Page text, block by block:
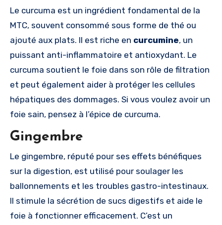
Le curcuma est un ingrédient fondamental de la
MTC, souvent consommé sous forme de thé ou
ajouté aux plats. Il est riche en curcumine, un
puissant anti-inflammatoire et antioxydant. Le
curcuma soutient le foie dans son rôle de filtration
et peut également aider à protéger les cellules
hépatiques des dommages. Si vous voulez avoir un
foie sain, pensez à l’épice de curcuma.
Gingembre
Le gingembre, réputé pour ses effets bénéfiques
sur la digestion, est utilisé pour soulager les
ballonnements et les troubles gastro-intestinaux.
Il stimule la sécrétion de sucs digestifs et aide le
foie à fonctionner efficacement. C’est un